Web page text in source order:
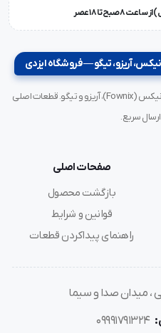
صبح تا ۱۸ عصر
خرید لوازم یدکی MVM و مدیران خودرو، فونیکس (Fownix)، آریزو و تیگو. قطعات اصلی
صفحات اصلی
بازگشت محصول
قوانین و شرایط
راهنمای پیداکردن قطعات
، میدان صدا و سیما
09991791324